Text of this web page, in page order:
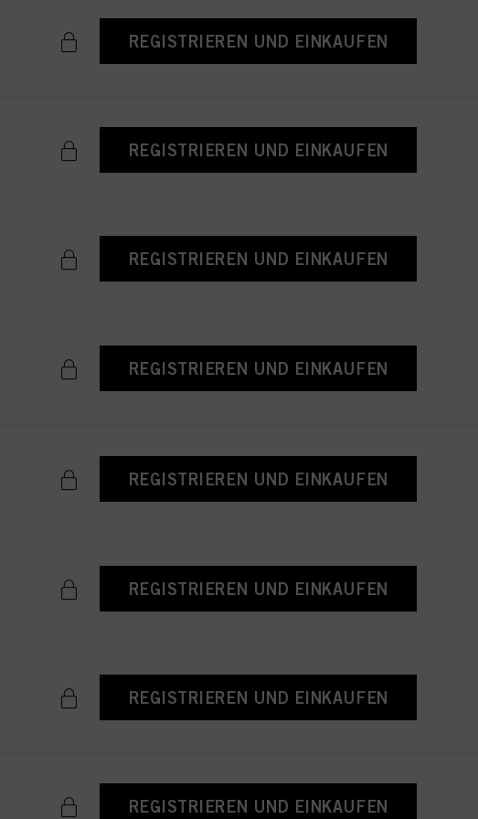
REGISTRIEREN UND EINKAUFEN
REGISTRIEREN UND EINKAUFEN
REGISTRIEREN UND EINKAUFEN
REGISTRIEREN UND EINKAUFEN
REGISTRIEREN UND EINKAUFEN
REGISTRIEREN UND EINKAUFEN
REGISTRIEREN UND EINKAUFEN
REGISTRIEREN UND EINKAUFEN